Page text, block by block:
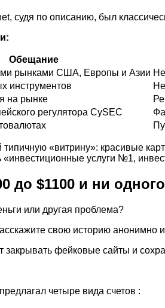
судя по описанию, был
Обещание
рынками США, Европы и Азии
инструментов
на рынке
регулятора CySEC
типичную «витрину»: красивые
«инвестиционные услуги №1,
до $1100 и ни
или другая проблема?
свою историю анонимно
закрывать фейковые сайты и
четыре вида счетов :